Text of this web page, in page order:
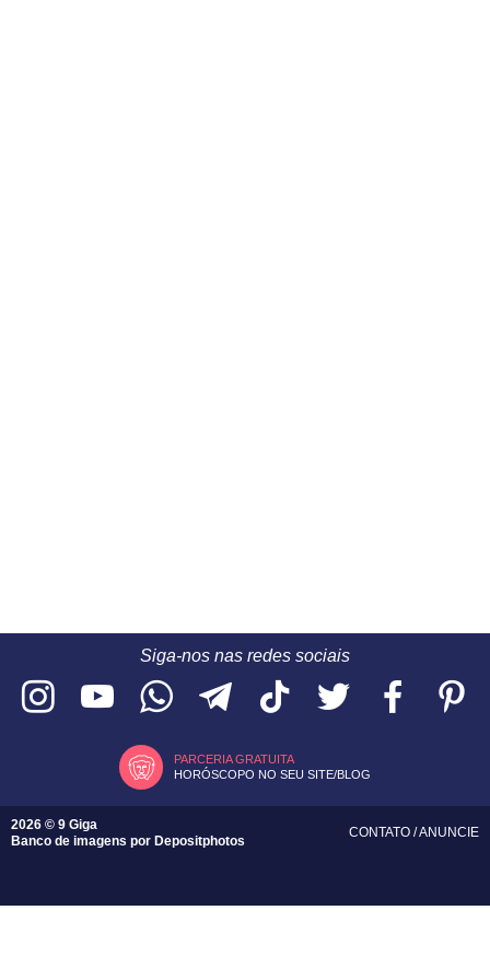
Siga-nos nas redes sociais
PARCERIA GRATUITA
HORÓSCOPO NO SEU SITE/BLOG
2026 © 9 Giga
Banco de imagens por Depositphotos
CONTATO /ANUNCIE